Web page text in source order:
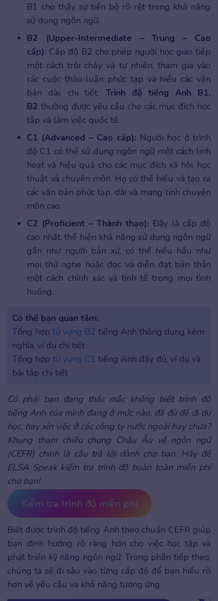
B1 cho thấy sự tiến bộ rõ rệt trong khả năng
sử dụng ngôn ngữ.
B2 (Upper-Intermediate – Trung – Cao
cấp): Cấp độ B2 cho phép người học giao tiếp
một cách trôi chảy và tự nhiên, tham gia vào
các cuộc thảo luận phức tạp và hiểu các văn
bản dài, chi tiết. Trình độ tiếng Anh B1,
B2 thường được yêu cầu cho các mục đích học
tập và làm việc quốc tế.
C1 (Advanced – Cao cấp): Người học ở trình
độ C1 có thể sử dụng ngôn ngữ một cách linh
hoạt và hiệu quả cho các mục đích xã hội, học
thuật và chuyên môn. Họ có thể hiểu và tạo ra
các văn bản phức tạp, dài và mang tính chuyên
môn cao.
C2 (Proficient – Thành thạo): Đây là cấp độ
cao nhất, thể hiện khả năng sử dụng ngôn ngữ
gần như người bản xứ, có thể hiểu hầu như
mọi thứ nghe hoặc đọc và diễn đạt bản thân
một cách chính xác và tinh tế trong mọi tình
huống.
Có thể bạn quan tâm:
Tổng hợp từ vựng B2 tiếng Anh thông dụng kèm
nghĩa, ví dụ chi tiết
Tổng hợp từ vựng C1 tiếng Anh đầy đủ, ví dụ và
bài tập chi tiết
Có phải bạn đang thắc mắc không biết trình độ
tiếng Anh của mình đang ở mức nào, đã đủ để đi du
học, hay xin việc ở các công ty nước ngoài hay chưa?
Khung tham chiếu chung Châu Âu về ngôn ngữ
(CEFR) chính là câu trả lời dành cho bạn. Hãy để
ELSA Speak kiểm tra trình độ hoàn toàn miễn phí
cho bạn!
Kiểm tra trình độ miễn phí
Biết được trình độ tiếng Anh theo chuẩn CEFR giúp
bạn định hướng rõ ràng hơn cho việc học tập và
phát triển kỹ năng ngôn ngữ. Trong phần tiếp theo,
chúng ta sẽ đi sâu vào từng cấp độ để bạn hiểu rõ
hơn về yêu cầu và khả năng tương ứng.